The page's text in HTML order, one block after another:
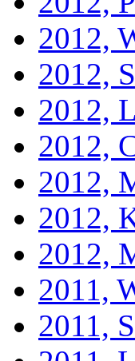
2012,
2012,
2012,
2012,
2012,
2012,
2012,
2011,
2011,